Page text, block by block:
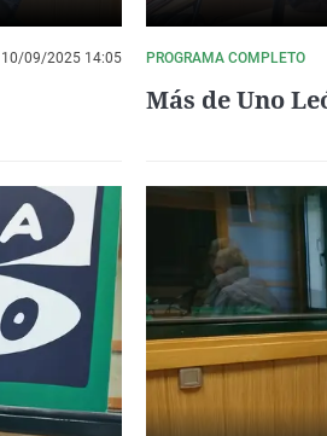
10/09/2025 14:05 PROGRAMA COMPLETO
Más de Uno